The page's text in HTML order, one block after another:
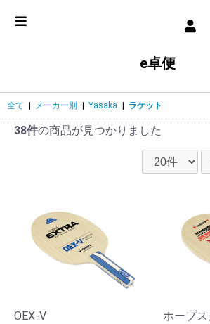
e卓便
全て メーカー別 Yasaka ラケット
38件の商品が見つかりました
OEX-V
ホープ